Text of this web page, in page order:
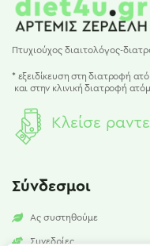
Πτυχιούχος διαιτολόγος-
* εξειδίκευση στη διατροφή
και στην κλινική διατροφή
Κλείσε
Σύνδεσμοι
Ας συστηθούμε
Συνεδρίες